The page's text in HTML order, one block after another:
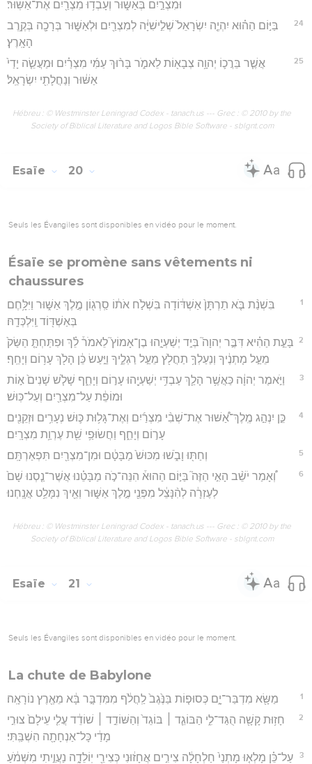
וּמִצְרַ֣יִם בְּאַשּׁ֑וּר וְעָבְד֥וּ מִצְרַ֖יִם אֶת־אַשּֽׁוּר׃
24
בַּיּ֣וֹם הַה֗וּא יִהְיֶ֤ה יִשְׂרָאֵל֙ שְׁלִ֣ישִׁיָּ֔ה לְמִצְרַ֖יִם וּלְאַשּׁ֑וּר בְּרָכָ֖ה בְּקֶ֥רֶב
הָאָֽרֶץ׃
25
אֲשֶׁ֧ר בֵּרֲכ֛וֹ יְהוָ֥ה צְבָא֖וֹת לֵאמֹ֑ר בָּר֨וּךְ עַמִּ֜י מִצְרַ֗יִם וּמַעֲשֵׂ֤ה יָדַי֙
אַשּׁ֔וּר וְנַחֲלָתִ֖י יִשְׂרָאֵֽל׃
Hébreu : © Westminster Leningrad Codex - tanach.us --- Grec : © 2010 by the
Society of Biblical Literature and Logos Bible Software - sblgnt.com
Esaïe 20
Seuls les Évangiles sont disponibles en vidéo pour le moment.
Ésaïe se promène sans vêtements ni
chaussures
1
בִּשְׁנַ֨ת בֹּ֤א תַרְתָּן֙ אַשְׁדּ֔וֹדָה בִּשְׁלֹ֣ח אֹת֔וֹ סַֽרְג֖וֹן מֶ֣לֶךְ אַשּׁ֑וּר וַיִּלָּ֥חֶם
בְּאַשְׁדּ֖וֹד וַֽיִּלְכְּדָֽהּ׃
2
בָּעֵ֣ת הַהִ֗יא דִּבֶּ֣ר יְהוָה֮ בְּיַ֣ד יְשַׁעְיָ֣הוּ בֶן־אָמוֹץ֮ לֵאמֹר֒ לֵ֗ךְ וּפִתַּחְתָּ֤ הַשַּׂק֙
מֵעַ֣ל מָתְנֶ֔יךָ וְנַעַלְךָ֥ תַחֲלֹ֖ץ מֵעַ֣ל רַגְלֶ֑יךָ וַיַּ֣עַשׂ כֵּ֔ן הָלֹ֖ךְ עָר֥וֹם וְיָחֵֽף׃
3
וַיֹּ֣אמֶר יְהוָ֔ה כַּאֲשֶׁ֥ר הָלַ֛ךְ עַבְדִּ֥י יְשַׁעְיָ֖הוּ עָר֣וֹם וְיָחֵ֑ף שָׁלֹ֤שׁ שָׁנִים֙ א֣וֹת
וּמוֹפֵ֔ת עַל־מִצְרַ֖יִם וְעַל־כּֽוּשׁ׃
4
כֵּ֣ן יִנְהַ֣ג מֶֽלֶךְ־אַ֠שּׁוּר אֶת־שְׁבִ֨י מִצְרַ֜יִם וְאֶת־גָּל֥וּת כּ֛וּשׁ נְעָרִ֥ים וּזְקֵנִ֖ים
עָר֣וֹם וְיָחֵ֑ף וַחֲשׂוּפַ֥י שֵׁ֖ת עֶרְוַ֥ת מִצְרָֽיִם׃
5 וְחַתּ֖וּ וָבֹ֑שׁוּ מִכּוּשׁ֙ מַבָּטָ֔ם וּמִן־מִצְרַ֖יִם תִּפְאַרְתָּֽם׃
6
וְ֠אָמַר יֹשֵׁ֨ב הָאִ֣י הַזֶּה֮ בַּיּ֣וֹם הַהוּא֒ הִנֵּה־כֹ֣ה מַבָּטֵ֗נוּ אֲשֶׁר־נַ֤סְנוּ שָׁם֙
לְעֶזְרָ֔ה לְהִ֨נָּצֵ֔ל מִפְּנֵ֖י מֶ֣לֶךְ אַשּׁ֑וּר וְאֵ֖יךְ נִמָּלֵ֥ט אֲנָֽחְנוּ׃
Hébreu : © Westminster Leningrad Codex - tanach.us --- Grec : © 2010 by the
Society of Biblical Literature and Logos Bible Software - sblgnt.com
Esaïe 21
Seuls les Évangiles sont disponibles en vidéo pour le moment.
La chute de Babylone
1 מַשָּׂ֖א מִדְבַּר־יָ֑ם כְּסוּפ֤וֹת בַּנֶּ֙גֶב֙ לַֽחֲלֹ֔ף מִמִּדְבָּ֣ר בָּ֔א מֵאֶ֖רֶץ נוֹרָאָֽה׃
2
חָז֥וּת קָשָׁ֖ה הֻגַּד־לִ֑י הַבּוֹגֵ֤ד ׀ בּוֹגֵד֙ וְהַשּׁוֹדֵ֣ד ׀ שׁוֹדֵ֔ד עֲלִ֤י עֵילָם֙ צוּרִ֣י
מָדַ֔י כָּל־אַנְחָתָ֖ה הִשְׁבַּֽתִּי׃
3
עַל־כֵּ֗ן מָלְא֤וּ מָתְנַי֙ חַלְחָלָ֔ה צִירִ֣ים אֲחָז֔וּנִי כְּצִירֵ֖י יֽוֹלֵדָ֑ה נַעֲוֵ֣יתִי מִשְּׁמֹ֔עַ